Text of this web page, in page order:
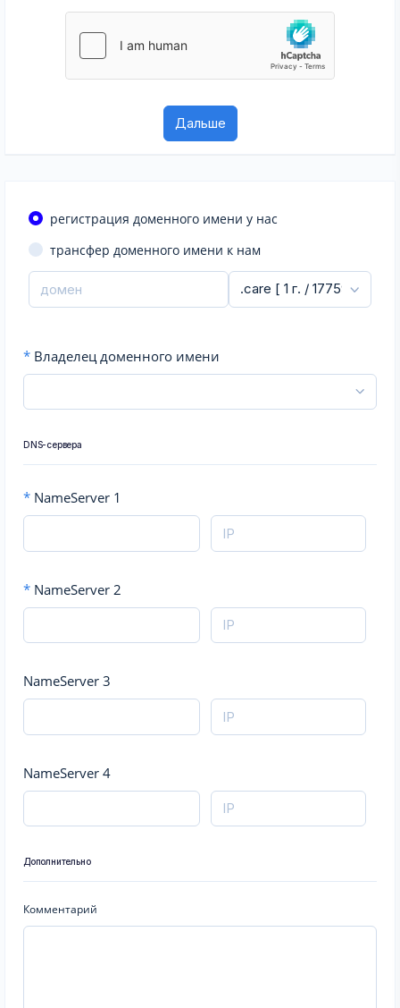
регистрация доменного имени у нас
трансфер доменного имени к нам
* Владелец доменного имени
DNS-сервера
* NameServer 1
* NameServer 2
NameServer 3
NameServer 4
Дополнительно
Комментарий